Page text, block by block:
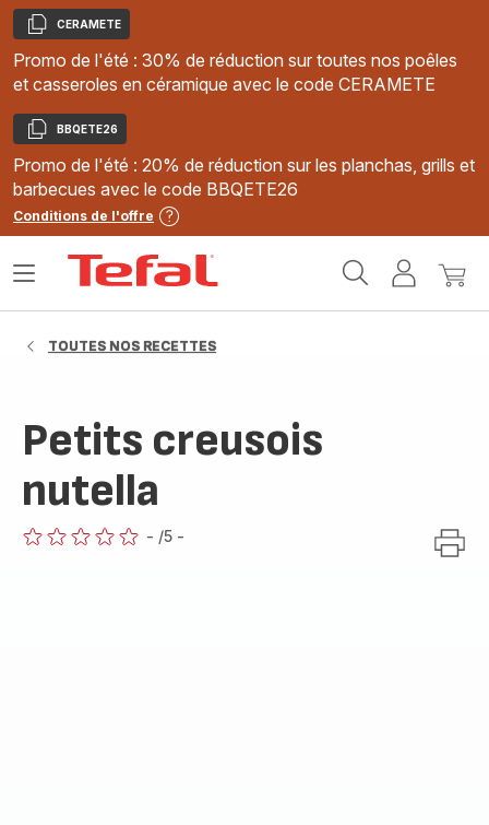
Copier
CERAMETE
Promo de l'été : 30% de réduction sur toutes nos poêles
et casseroles en céramique avec le code CERAMETE
Copier
BBQETE26
Promo de l'été : 20% de réduction sur les planchas, grills et
barbecues avec le code BBQETE26
Conditions de l'offre
MonMon
Ouvrir
TOUTES NOS RECETTES
Petits creusois
nutella
- /5 -